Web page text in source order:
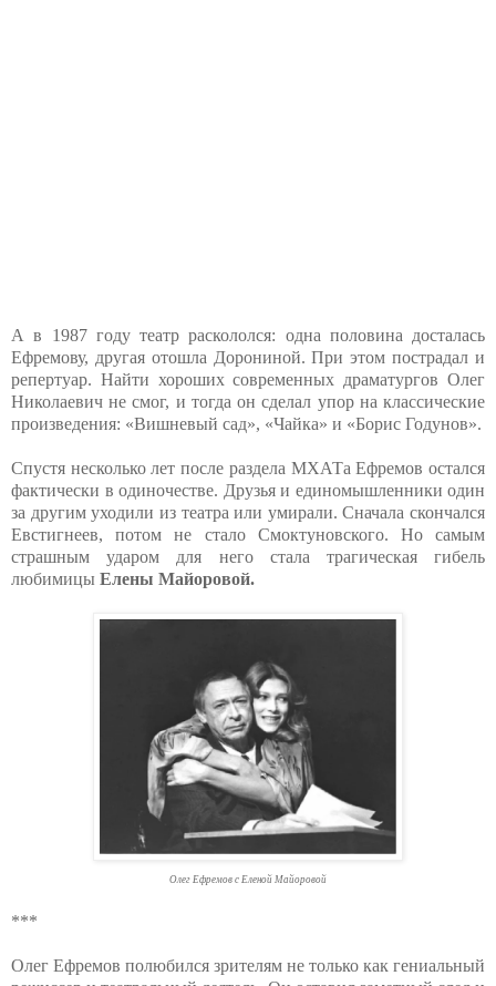
А в 1987 году театр раскололся: одна половина досталась
Ефремову, другая отошла Дорониной. При этом пострадал и
репертуар. Найти хороших современных драматургов Олег
Николаевич не смог, и тогда он сделал упор на классические
произведения: «Вишневый сад», «Чайка» и «Борис Годунов».
Спустя несколько лет после раздела МХАТа Ефремов остался
фактически в одиночестве. Друзья и единомышленники один
за другим уходили из театра или умирали. Сначала скончался
Евстигнеев, потом не стало Смоктуновского. Но самым
страшным ударом для него стала трагическая гибель
любимицы Елены Майоровой.
Олег Ефремов с Еленой Майоровой
***
Олег Ефремов полюбился зрителям не только как гениальный